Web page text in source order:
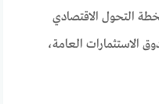
التحول الاقتصادي
يقودها صندوق الاستثمارات العامة،